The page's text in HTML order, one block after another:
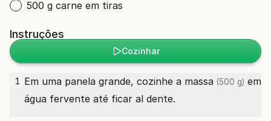
500 g carne em tiras
Instruções
Cozinhar
1 Em uma panela grande, cozinhe a massa (500 g) em
água fervente até ficar al dente.